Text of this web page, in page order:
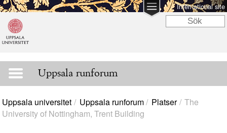
International site
Uppsala runforum
Uppsala universitet Uppsala runforum Platser
The
University of Nottingham, Trent Building